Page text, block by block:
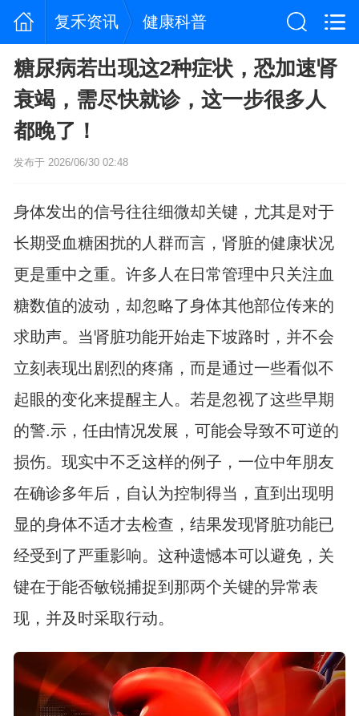
复禾资讯 健康科普
糖尿病若出现这2种症状，恐加速肾
衰竭，需尽快就诊，这一步很多人
都晚了！
发布于 2026/06/30 02:48
身体发出的信号往往细微却关键，尤其是对于
长期受血糖困扰的人群而言，肾脏的健康状况
更是重中之重。许多人在日常管理中只关注血
糖数值的波动，却忽略了身体其他部位传来的
求助声。当肾脏功能开始走下坡路时，并不会
立刻表现出剧烈的疼痛，而是通过一些看似不
起眼的变化来提醒主人。若是忽视了这些早期
的警.示，任由情况发展，可能会导致不可逆的
损伤。现实中不乏这样的例子，一位中年朋友
在确诊多年后，自认为控制得当，直到出现明
显的身体不适才去检查，结果发现肾脏功能已
经受到了严重影响。这种遗憾本可以避免，关
键在于能否敏锐捕捉到那两个关键的异常表
现，并及时采取行动。